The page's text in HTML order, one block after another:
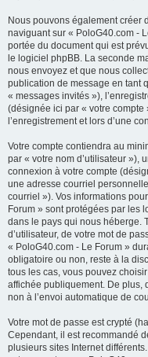
Nous pouvons également créer
naviguant sur « PoloG40.com -
portée du document qui est
le logiciel phpBB. La seconde
nous envoyez et que nous
publication de message en tant
« messages invités »),
(désignée ici par « votre
l’enregistrement et lors d’une
Votre compte contiendra au
par « votre nom d’utilisateur »),
connexion à votre compte
une adresse courriel
courriel »). Vos informations
Forum » sont protégées par les
dans le pays qui nous héberge.
d’utilisateur, de votre mot de
« PoloG40.com - Le Forum »
obligatoire ou non, reste à la
tous les cas, vous pouvez
affichée publiquement. De plus,
non à l’envoi automatique de
Votre mot de passe est crypté
Cependant, il est recommandé
plusieurs sites Internet